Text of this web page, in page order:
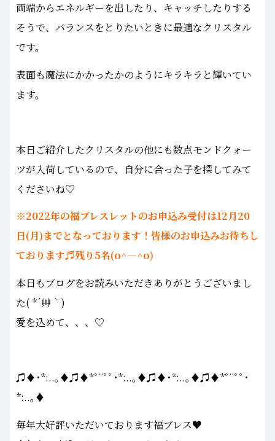
両端からエネルギーを出したり、キャッチしたりする
そうで、バランスをとりたいときに最適なクリスタル
です。
表面も魔法にかかったかのようにキラキラと輝いてい
ます。
本日ご紹介したクリスタルの他にも数点モンドクォー
ツが入荷しているので、自分に合った子を探してみて
くださいね♡
※2022年の福ブレスレットのお申込み受付は12月20
日(月)までとなっております！皆様のお申込みお待ちし
ております♬残り5名(o^―^o)
本日もブログをお読みいただきありがとうございまし
た( *´艸｀)
愛を込めて、、、♡
♫♦･*:..｡♦♫♦*ﾟ¨ﾟﾟ･*:..｡♦♫♦･*:..｡♦♫♦*ﾟ¨ﾟﾟ･
*:..｡♦
毎年大好評いただいております福ブレス♥